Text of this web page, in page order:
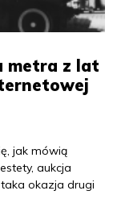
metra z lat
jak mówią
aukcja
taka okazja drugi